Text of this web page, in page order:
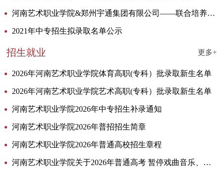
河南艺术职业学院&郑州宇通集团有限公司——联合培养招生计划
2021年中专招生拟录取名单公示
招生就业 更多+
2026年河南艺术职业学院体育高职(专科）批录取新生名单
2026年河南艺术职业学院艺术高职(专科）批录取新生名单
河南艺术职业学院2026年中专招生补录通知
河南艺术职业学院2026年普招招生简章
河南艺术职业学院2026年普通高校招生章程
河南艺术职业学院关于2026年普通高考 暂停戏曲音乐、戏曲表演专业招生的公告